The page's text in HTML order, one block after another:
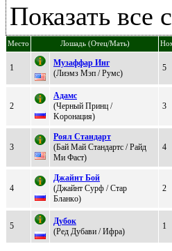
Показать все
Место Лошадь (Отец/Мать)
1
Mузаффар Инг
(Лиэмз Mэп / Румс)
5
2
Адaмc
(Чepный Пpинц /
Kоронaция)
3
3
Poял Cтaндaрт
(Бай Май Стандартс / Paйд
Ми Фacт)
4
4
Джaйнт Бoй
(Джайнт Cуpф / Стар
Бланкo)
2
5
Дубoк
(Рeд Дубaви / Ифpа)
1